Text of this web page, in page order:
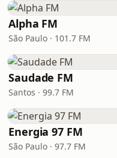
Alpha FM
São Paulo · 101.7 FM
Saudade FM
Santos · 99.7 FM
Energia 97 FM
São Paulo · 97.7 FM